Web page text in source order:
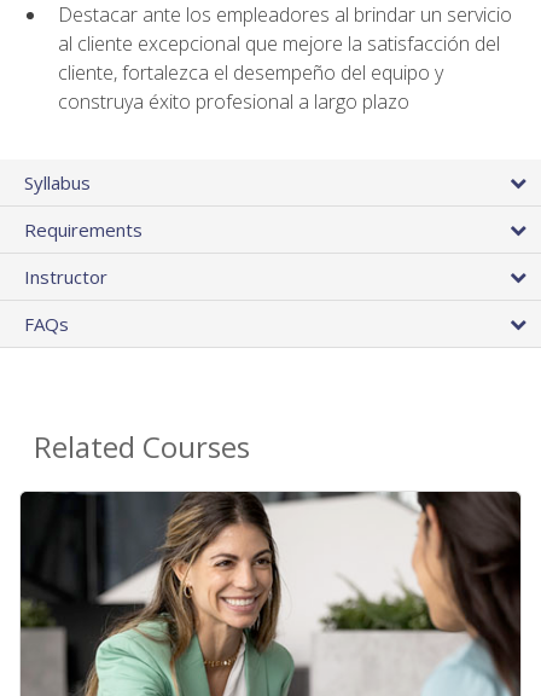
Destacar ante los empleadores al brindar un servicio
al cliente excepcional que mejore la satisfacción del
cliente, fortalezca el desempeño del equipo y
construya éxito profesional a largo plazo
Syllabus
Requirements
Instructor
FAQs
Related Courses